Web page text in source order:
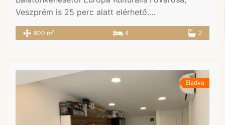
Veszprém is 25 perc alatt elérhető.…
900 m2 4 2
Eladva